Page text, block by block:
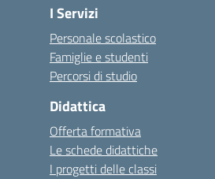
I Servizi
Personale scolastico
Famiglie e studenti
Percorsi di studio
Didattica
Offerta formativa
Le schede didattiche
I progetti delle classi